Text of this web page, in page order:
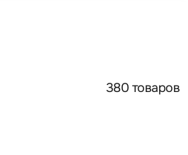
380 товаров